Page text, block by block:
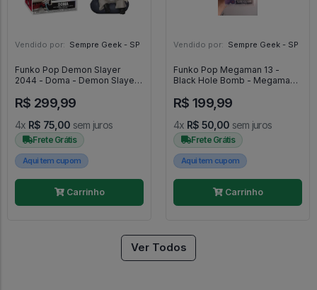
Vendido por: Sempre Geek - SP
Funko Pop Demon Slayer
2044 - Doma - Demon Slayer:
R$ 299,99
4x R$ 75,00 sem juros
Frete Grátis
Aqui tem cupom
Carrinho
Vendido por: Sempre Geek - SP
Funko Pop Megaman 13 -
Black Hole Bomb - Megaman
R$ 199,99
4x R$ 50,00 sem juros
Frete Grátis
Aqui tem cupom
Carrinho
Ver Todos